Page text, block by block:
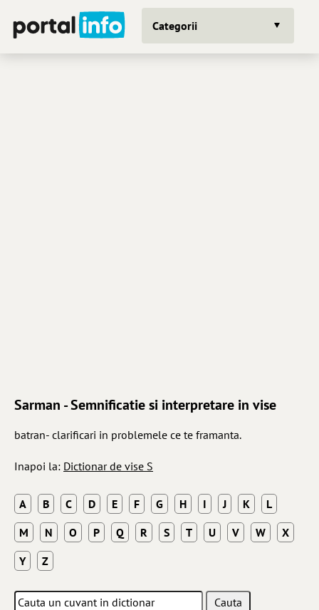
Categorii
Sarman - Semnificatie si interpretare in vise
batran- clarificari in problemele ce te framanta.
Inapoi la: Dictionar de vise S
A B C D E F G H I J K
L
M
N O P Q R S T U V W
X
Y
Z